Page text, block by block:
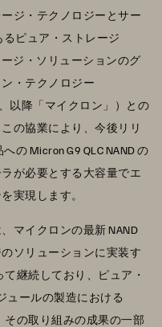
ジ・テクノロジーとサー
ピュア・ストレージ
ージ・ソリューションのグ
・テクノロジー
、以降「マイクロン」）との
の協業により、今後リリ
の Micron G9 QLC NAND の
が必要とする大容量でエ
実現します。
マイクロンの最新 NAND
ソリューションに実装す
継続しており、ピュア・
ュールの製造における
その取り組みの成果の一部